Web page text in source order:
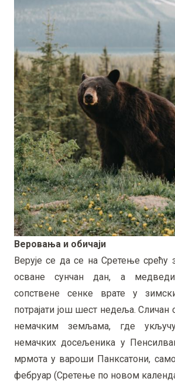
Веровања и обичаји
Верује се да се на Сретење срећу
осване сунчан дан, а
сопствене сенке врате у
потрајати још шест недеља. Сличан
немачким земљама, где
немачких досељеника у
мрмота у вароши Панксатони,
фебруар (Сретење по новом